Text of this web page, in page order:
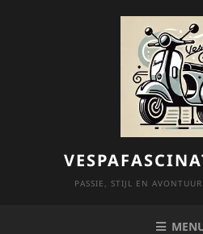
PASSIE, STIJL EN